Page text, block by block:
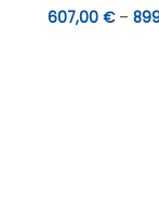
607,00 € –